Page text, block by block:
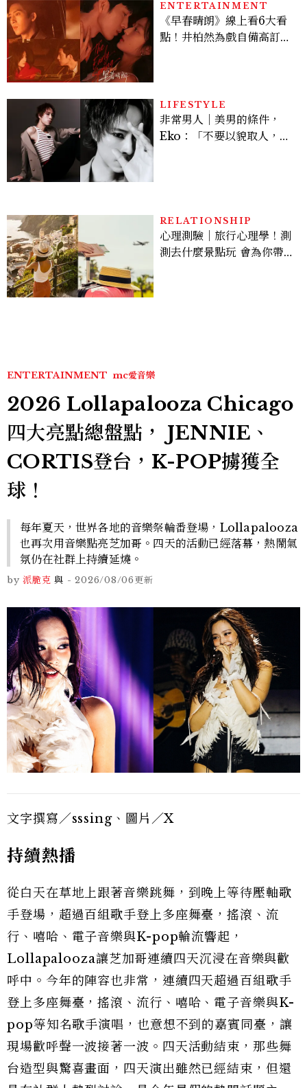
ENTERTAINMENT
《早春晴朗》線上看6大看
點！井柏然為戲自備高訂，
LIFESTYLE
非常男人｜美男的條件，
Eko：「不要以貌取人，內
RELATIONSHIP
心理測驗｜旅行心理學！測
測去什麼景點玩 會為你帶來
ENTERTAINMENT mc愛音樂
2026 Lollapalooza Chicago
四大亮點總盤點， JENNIE、
CORTIS登台，K-POP擄獲全
球！
每年夏天，世界各地的音樂祭輪番登場，Lollapalooza
也再次用音樂點亮芝加哥。四天的活動已經落幕，熱鬧氣
氛仍在社群上持續延燒。
by 派脆克 與 -2026/08/06更新
文字撰寫／sssing、圖片／X
持續熱播
從白天在草地上跟著音樂跳舞，到晚上等待壓軸歌
手登場，超過百組歌手登上多座舞臺，搖滾、流
行、嘻哈、電子音樂與K-pop輪流響起，
Lollapalooza讓芝加哥連續四天沉浸在音樂與歡
呼中。今年的陣容也非常，連續四天超過百組歌手
登上多座舞臺，搖滾、流行、嘻哈、電子音樂與K-
pop等知名歌手演唱，也意想不到的嘉賓同臺，讓
現場歡呼聲一波接著一波。四天活動結束，那些舞
台造型與驚喜畫面，四天演出雖然已經結束，但還